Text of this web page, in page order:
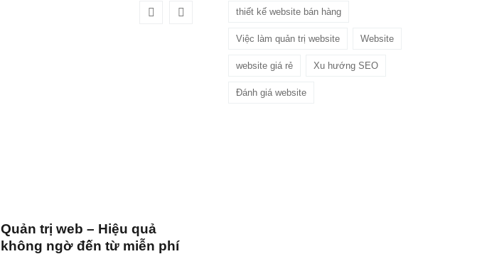
Quản trị web – Hiệu quả
không ngờ đến từ miễn phí
thiết kế website bán hàng
Việc làm quản trị website Website
website giá rẻ Xu hướng SEO
Đánh giá website